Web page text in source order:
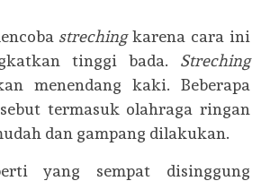
strechingkarena cara ini
tinggi bada. Streching
menendang kaki. Beberapa
termasuk olahraga ringan
dan gampang dilakukan.
yang sempat disinggung